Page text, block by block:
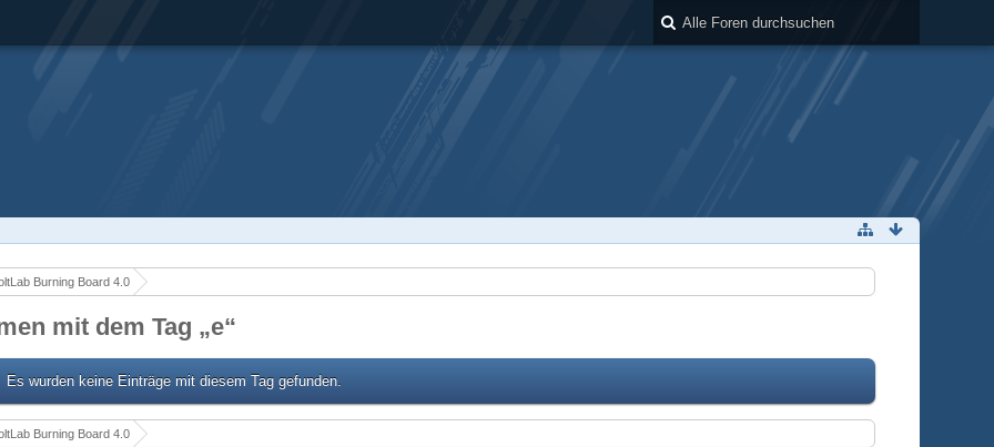
Burning Board 4.0
mit dem Tag „e“
Es wurden keine Einträge mit diesem Tag gefunden.
Burning Board 4.0